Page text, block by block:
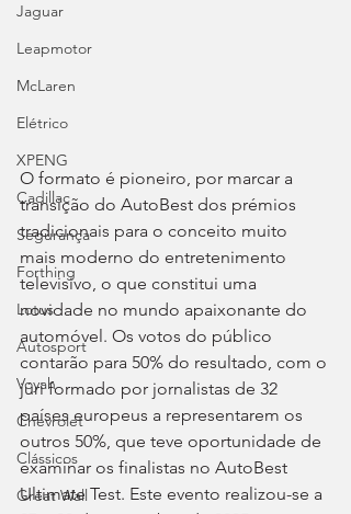
Jaguar
Leapmotor
McLaren
Elétrico
XPENG
Cadillac
Segurança
Forthing
Lotus
Autosport
Voyah
Chevrolet
Clássicos
Great Wall
O formato é pioneiro, por marcar a
transição do AutoBest dos prémios
tradicionais para o conceito muito
mais moderno do entretenimento
televisivo, o que constitui uma
novidade no mundo apaixonante do
automóvel. Os votos do público
contarão para 50% do resultado, com o
júri formado por jornalistas de 32
países europeus a representarem os
outros 50%, que teve oportunidade de
examinar os finalistas no AutoBest
Ultimate Test. Este evento realizou-se a